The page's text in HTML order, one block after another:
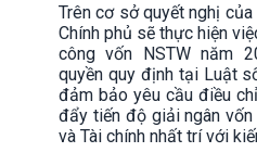
Trên cơ sở quyết nghị
Chính phủ sẽ thực hiện
công vốn NSTW năm
quyền quy định tại Luật
đảm bảo yêu cầu điều
đẩy tiến độ giải ngân
và Tài chính nhất trí với